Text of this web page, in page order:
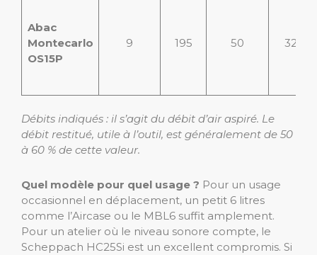
Abac
Montecarlo
OS15P
9 195 50 32
Débits indiqués : il s’agit du débit d’air aspiré. Le
débit restitué, utile à l’outil, est généralement de 50
à 60 % de cette valeur.
Quel modèle pour quel usage ? Pour un usage
occasionnel en déplacement, un petit 6 litres
comme l’Aircase ou le MBL6 suffit amplement.
Pour un atelier où le niveau sonore compte, le
Scheppach HC25Si est un excellent compromis. Si